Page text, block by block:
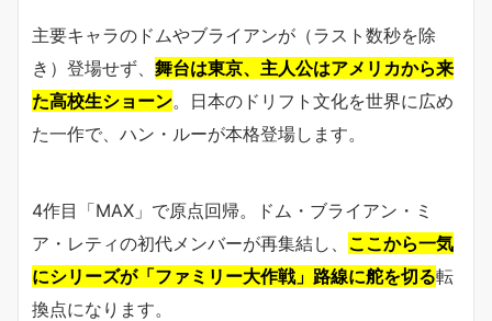
主要キャラのドムやブライアンが（ラスト数秒を除
き）登場せず、 舞台は東京、主人公はアメリカから来
た高校生ショーン。日本のドリフト文化を世界に広め
た一作で、ハン・ルーが本格登場します。
4作目「MAX」で原点回帰。ドム・ブライアン・ミ
ア・レティの初代メンバーが再集結し、 ここから一気
にシリーズが「ファミリー大作戦」路線に舵を切る転
換点になります。